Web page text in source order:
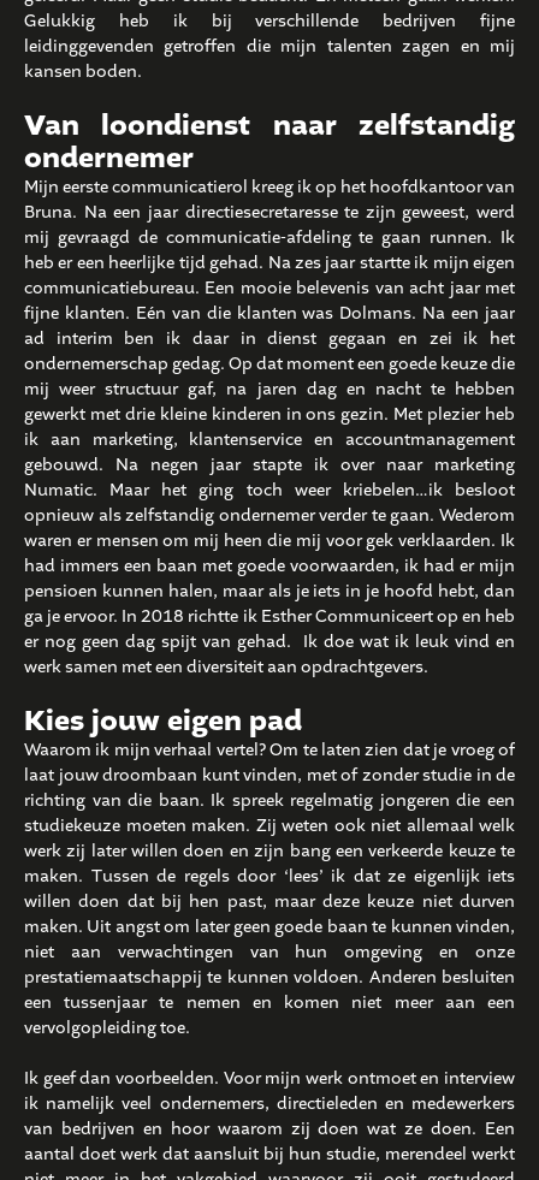
Gelukkig heb ik bij verschillende bedrijven fijne
leidinggevenden getroffen die mijn talenten zagen en mij
kansen boden.
Van loondienst naar zelfstandig
ondernemer
Mijn eerste communicatierol kreeg ik op het hoofdkantoor van
Bruna. Na een jaar directiesecretaresse te zijn geweest, werd
mij gevraagd de communicatie-afdeling te gaan runnen. Ik
heb er een heerlijke tijd gehad. Na zes jaar startte ik mijn eigen
communicatiebureau. Een mooie belevenis van acht jaar met
fijne klanten. Eén van die klanten was Dolmans. Na een jaar
ad interim ben ik daar in dienst gegaan en zei ik het
ondernemerschap gedag. Op dat moment een goede keuze die
mij weer structuur gaf, na jaren dag en nacht te hebben
gewerkt met drie kleine kinderen in ons gezin. Met plezier heb
ik aan marketing, klantenservice en accountmanagement
gebouwd. Na negen jaar stapte ik over naar marketing
Numatic. Maar het ging toch weer kriebelen…ik besloot
opnieuw als zelfstandig ondernemer verder te gaan. Wederom
waren er mensen om mij heen die mij voor gek verklaarden. Ik
had immers een baan met goede voorwaarden, ik had er mijn
pensioen kunnen halen, maar als je iets in je hoofd hebt, dan
ga je ervoor. In 2018 richtte ik Esther Communiceert op en heb
er nog geen dag spijt van gehad. Ik doe wat ik leuk vind en
werk samen met een diversiteit aan opdrachtgevers.
Kies jouw eigen pad
Waarom ik mijn verhaal vertel? Om te laten zien dat je vroeg of
laat jouw droombaan kunt vinden, met of zonder studie in de
richting van die baan. Ik spreek regelmatig jongeren die een
studiekeuze moeten maken. Zij weten ook niet allemaal welk
werk zij later willen doen en zijn bang een verkeerde keuze te
maken. Tussen de regels door ‘lees’ ik dat ze eigenlijk iets
willen doen dat bij hen past, maar deze keuze niet durven
maken. Uit angst om later geen goede baan te kunnen vinden,
niet aan verwachtingen van hun omgeving en onze
prestatiemaatschappij te kunnen voldoen. Anderen besluiten
een tussenjaar te nemen en komen niet meer aan een
vervolgopleiding toe.
Ik geef dan voorbeelden. Voor mijn werk ontmoet en interview
ik namelijk veel ondernemers, directieleden en medewerkers
van bedrijven en hoor waarom zij doen wat ze doen. Een
aantal doet werk dat aansluit bij hun studie, merendeel werkt